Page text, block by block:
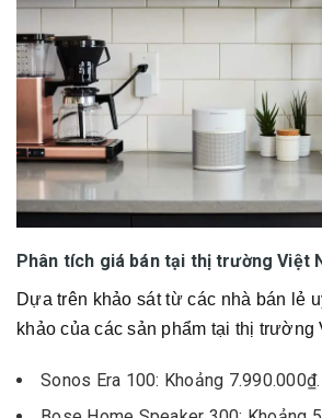
Phân tích giá bán tại thị trường Việt
Dựa trên khảo sát từ các nhà bán lẻ
khảo của các sản phẩm tại thị trường
Sonos Era 100: Khoảng 7.990.000₫.